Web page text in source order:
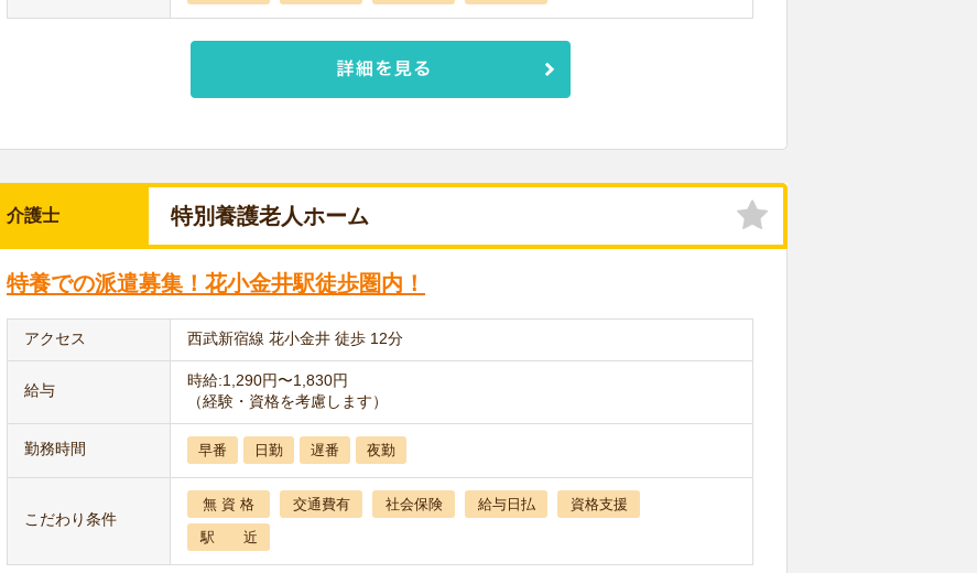
介護士 特別養護老人ホーム
特養での派遣募集！花小金井駅徒歩圏内！
アクセス 西武新宿線 花小金井 徒歩 12分
給与
時給:1,290円〜1,830円
（経験・資格を考慮します）
勤務時間 早番 日勤 遅番 夜勤
こだわり条件
無 資 格 交通費有 社会保険 給与日払
資格支援
駅 近